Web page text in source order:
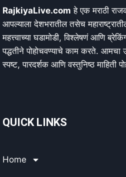
RajkiyaLive.com हे एक मराठी
आपल्याला देशभरातील तसेच
महत्त्वाच्या घडामोडी, विश्लेषणं आणि
पद्धतीने पोहोचवण्याचे काम करते. आमचा
स्पष्ट, पारदर्शक आणि वस्तुनिष्ठ माहिती
QUICK LINKS
Home